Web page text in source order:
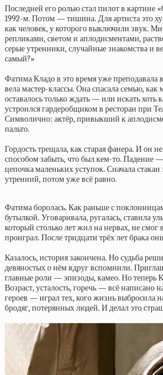
Последней его ролью стал пилот в картине
1992-м. Потом — тишина. Для артиста это
как человек, у которого выключили звук.
репликами, светом и аплодисментами,
серые утренники, случайные знакомства и
самый?»
Фатима Кладо в это время уже преподавала
вела мастер-классы. Она спасала семью, как
оставалось только ждать — или искать хоть
устроился гардеробщиком в ресторан при
Символично: актёр, привыкший к
пальто.
Гордость трещала, как старая фанера. И он
способом забыть, что был кем-то. Падение
цепочка маленьких уступок. Сначала
утренний, потом уже всё равно.
Фатима боролась. Как раньше с
бутылкой. Уговаривала, ругалась, ставила
который столько лет жил на нервах, не
проиграл. После тридцати трёх лет брака
Казалось, история закончена. Но судьба
девяностых о нём вдруг вспомнили.
главные роли — эпизоды, камео. Но теперь
Возраст, усталость, горечь — всё написано
героев — играл тех, кого жизнь выбросила
бродяг, потерянных людей. И делал это